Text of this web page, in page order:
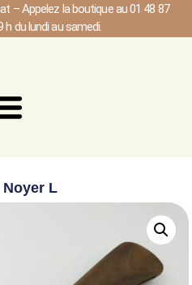
– Appelez la boutique au 01 48 87
h du lundi au samedi.
L